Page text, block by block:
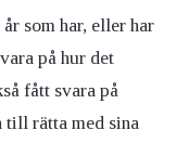
som har, eller har
på hur det
fått svara på
rätta med sina